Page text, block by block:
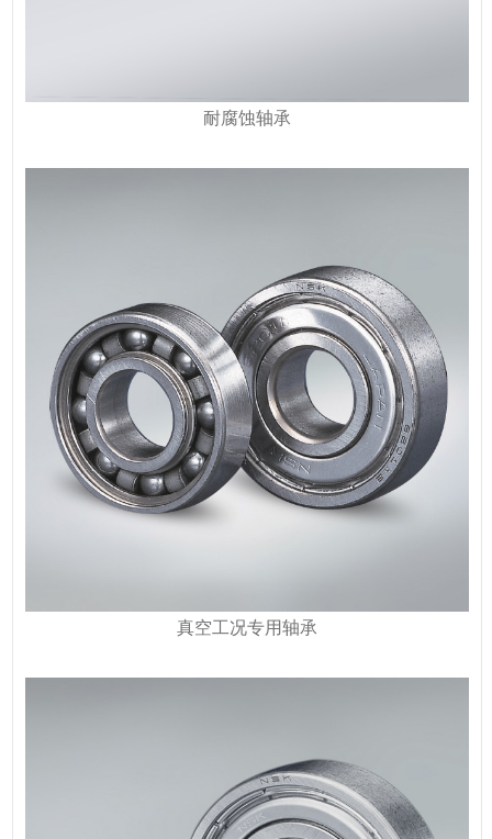
耐腐蚀轴承
真空工况专用轴承